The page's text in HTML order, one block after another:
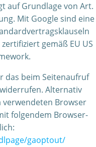
auf Grundlage von Art.
Mit Google sind eine
gemäß EU US
das beim Seitenaufruf
Alternativ
verwendeten Browser
folgendem Browser-
gaoptout/